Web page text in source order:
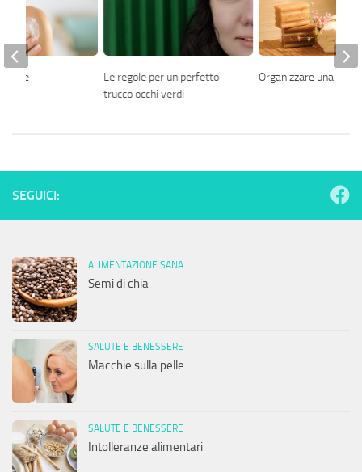
Le regole per un perfetto
trucco occhi verdi
Organizzare una SPA
SEGUICI:
ALIMENTAZIONE SANA
Semi di chia
SALUTE E BENESSERE
Macchie sulla pelle
SALUTE E BENESSERE
Intolleranze alimentari